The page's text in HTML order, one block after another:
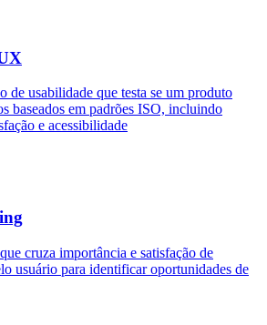
de usabilidade que testa se um produto
baseados em padrões ISO, incluindo
e acessibilidade
cruza importância e satisfação de
usuário para identificar oportunidades de